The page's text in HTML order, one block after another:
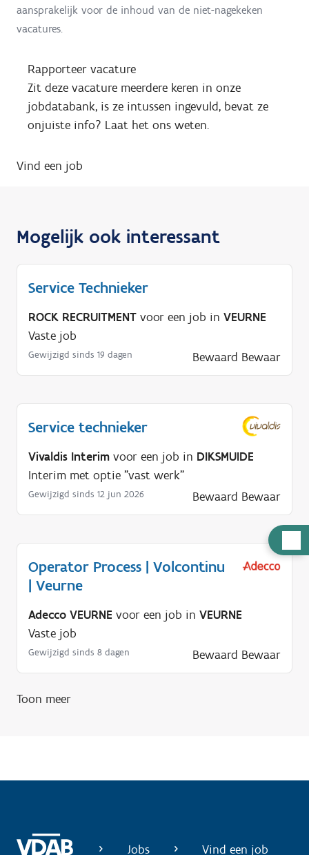
u
d
i
aansprakelijk voor de inhoud van de niet-nagekeken
vacatures.
Rapporteer vacature
Zit deze vacature meerdere keren in onze
jobdatabank, is ze intussen ingevuld, bevat ze
onjuiste info? Laat het ons weten.
Vind een job
Mogelijk ook interessant
Service Technieker
ROCK RECRUITMENT voor een job in VEURNE
Vaste job
Gewijzigd sinds 19 dagen Bewaard Bewaar
Service technieker
Vivaldis Interim voor een job in DIKSMUIDE
Interim met optie "vast werk"
Gewijzigd sinds 12 jun 2026 Bewaard Bewaar
Operator Process | Volcontinu
| Veurne
Adecco VEURNE voor een job in VEURNE
Vaste job
Gewijzigd sinds 8 dagen Bewaard Bewaar
Toon meer
Jobs Vind een job